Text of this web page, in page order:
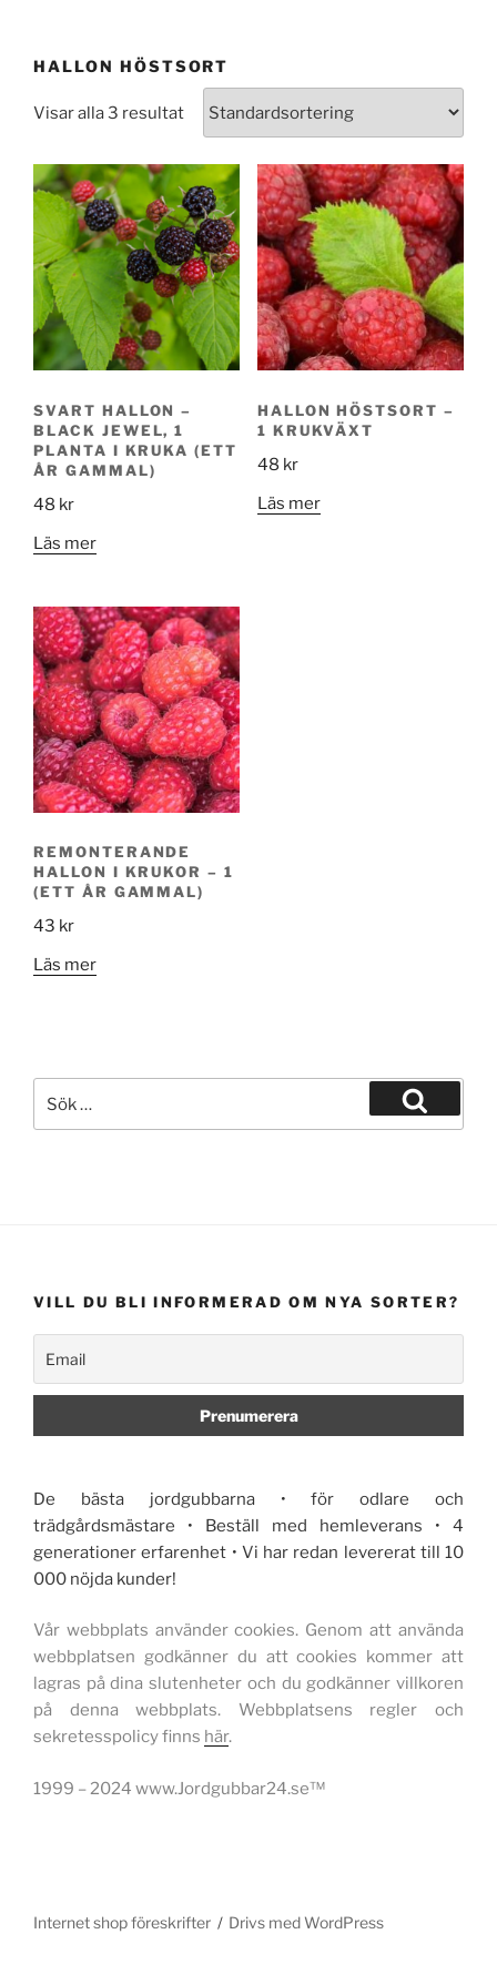
HALLON HÖSTSORT
Visar alla 3 resultat
SVART HALLON –
BLACK JEWEL, 1
PLANTA I KRUKA (ETT
ÅR GAMMAL)
48 kr
Läs mer
HALLON HÖSTSORT –
1 KRUKVÄXT
48 kr
Läs mer
REMONTERANDE
HALLON I KRUKOR – 1
(ETT ÅR GAMMAL)
43 kr
Läs mer
efter:
Sök
VILL DU BLI INFORMERAD OM NYA SORTER?
De bästa jordgubbarna • för odlare och
trädgårdsmästare • Beställ med hemleverans • 4
generationer erfarenhet • Vi har redan levererat till 10
000 nöjda kunder!
Vår webbplats använder cookies. Genom att använda
webbplatsen godkänner du att cookies kommer att
lagras på dina slutenheter och du godkänner villkoren
på denna webbplats. Webbplatsens regler och
sekretesspolicy finns här.
1999 – 2024 www.Jordgubbar24.se™
Internet shop föreskrifter Drivs med WordPress